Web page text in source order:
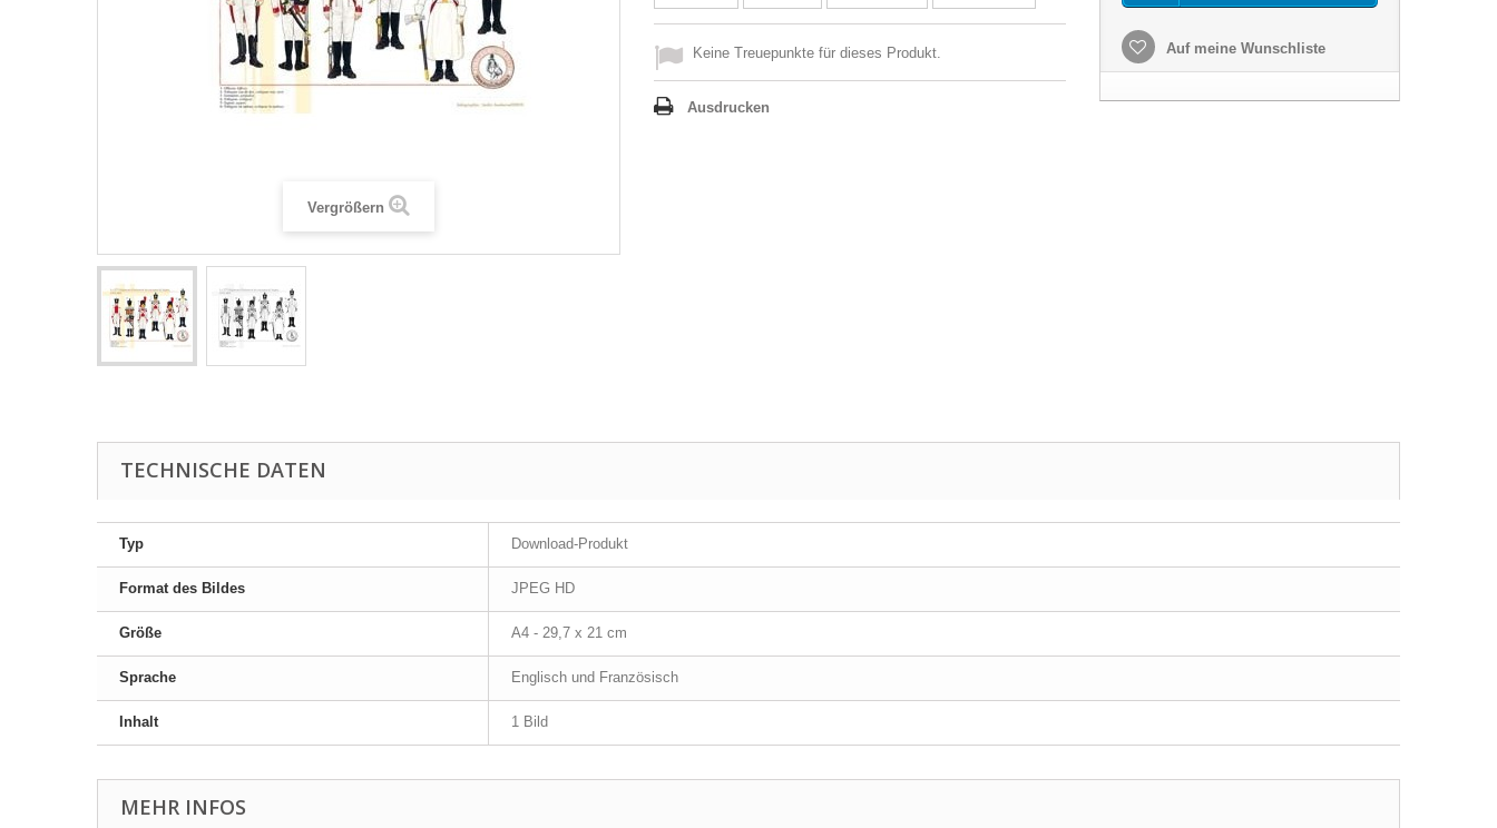
Vergrößern
Keine Treuepunkte für dieses Produkt.
Ausdrucken
Auf meine Wunschliste
TECHNISCHE DATEN
Typ Download-Produkt
Format des Bildes JPEG HD
Größe A4 - 29,7 x 21 cm
Sprache Englisch und Französisch
Inhalt 1 Bild
MEHR INFOS